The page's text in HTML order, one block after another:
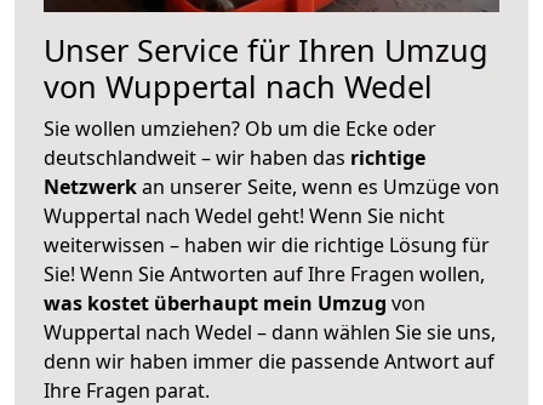
Unser Service für Ihren Umzug
von Wuppertal nach Wedel
Sie wollen umziehen? Ob um die Ecke oder
deutschlandweit – wir haben das richtige
Netzwerkan unserer Seite, wenn es Umzüge von
Wuppertal nach Wedel geht! Wenn Sie nicht
weiterwissen – haben wir die richtige Lösung für
Sie! Wenn Sie Antworten auf Ihre Fragen wollen,
was kostet überhaupt mein Umzug von
Wuppertal nach Wedel – dann wählen Sie sie uns,
denn wir haben immer die passende Antwort auf
Ihre Fragen parat.